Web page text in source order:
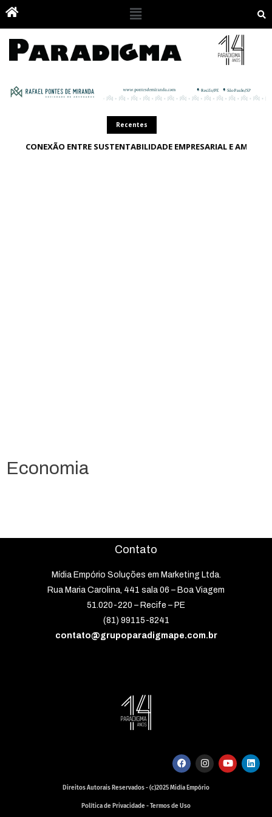
Recentes
A CONEXÃO ENTRE SUSTENTABILIDADE EMPRESARIAL E
Economia
Contato
Mídia Empório Soluções em Marketing Ltda.
Rua Maria Carolina, 441 sala 06 – Boa Viagem
51.020-220 – Recife – PE
(81) 99115-8241
contato@grupoparadigmape.com.br
Direitos Autorais Reservados - (c)2025 Midía Empório
Política de Privacidade - Termos de Uso